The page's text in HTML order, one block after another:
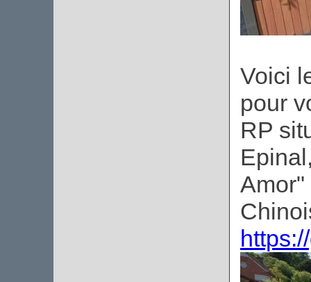
Voici
pour
RP
Amor"